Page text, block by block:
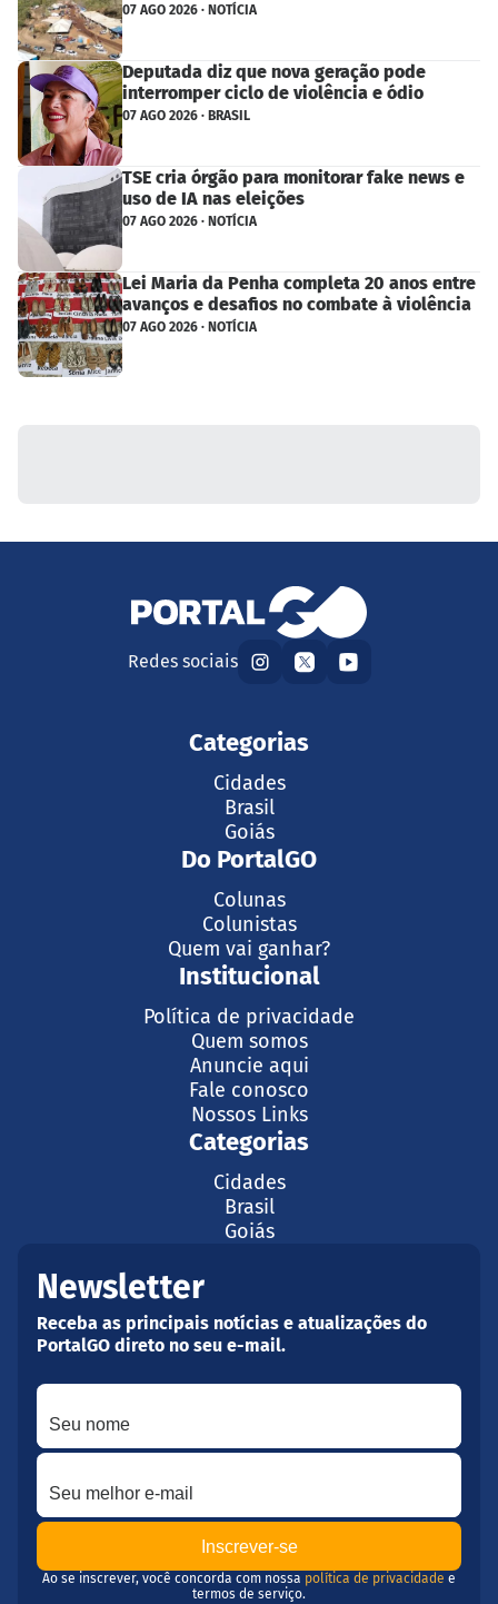
07 AGO 2026 · NOTÍCIA
Deputada diz que nova geração pode
interromper ciclo de violência e ódio
07 AGO 2026 · BRASIL
TSE cria órgão para monitorar fake news e
uso de IA nas eleições
07 AGO 2026 · NOTÍCIA
Lei Maria da Penha completa 20 anos entre
avanços e desafios no combate à violência
07 AGO 2026 · NOTÍCIA
Redes sociais
Categorias
Cidades
Brasil
Goiás
Do PortalGO
Colunas
Colunistas
Quem vai ganhar?
Institucional
Política de privacidade
Quem somos
Anuncie aqui
Fale conosco
Nossos Links
Categorias
Cidades
Brasil
Goiás
Newsletter
Receba as principais notícias e atualizações do
PortalGO direto no seu e-mail.
Seu nome
Seu melhor e-mail
Ao se inscrever, você concorda com nossa política de privacidade e
termos de serviço.